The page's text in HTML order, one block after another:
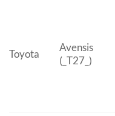
Toyota
Avensis
(_T27_)